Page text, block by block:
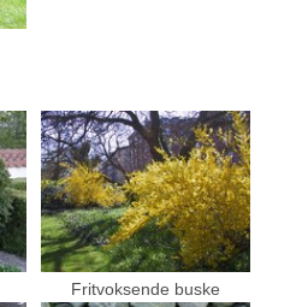
Fritvoksende buske